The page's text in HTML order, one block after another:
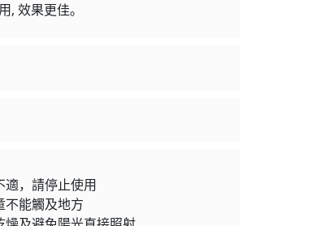
, 效果更佳。
適，請停止使用
不能觸及地方